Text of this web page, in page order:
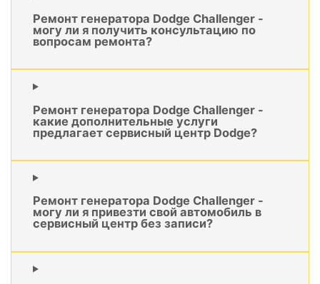
Ремонт генератора Dodge Challenger -
могу ли я получить консультацию по
вопросам ремонта?
Ремонт генератора Dodge Challenger -
какие дополнительные услуги
предлагает сервисный центр Dodge?
Ремонт генератора Dodge Challenger -
могу ли я привезти свой автомобиль в
сервисный центр без записи?